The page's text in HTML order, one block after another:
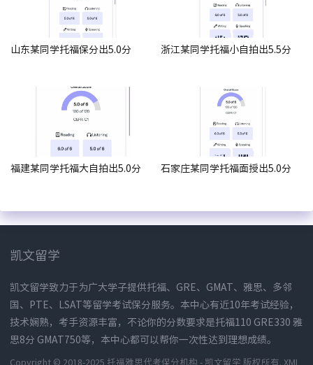
山东某同学托福保分出5.0分 浙江某同学托福小自拍出5.5分
福建某同学托福大自拍出5.0分 石家庄某同学托福面授出5.0分
凯文留学
凯文留学致力于为广大学子提供托福、GRE、GMAT、雅思、多邻
国、PTE、LSAT等留学考试保分服务。本中心有近10年考试经验，
技术娴熟，考手资源丰富，不论你的分数要求是托福110 GRE330 雅
思8分 GMAT750等，本中心都可以帮你一次性达到理想成绩。
Copyright © 2018-2025 托福雅思代考保分机构 - 凯文留学 版权所有. XML